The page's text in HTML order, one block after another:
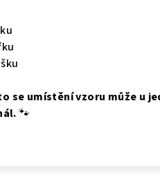
se umístění vzoru může u
🐾